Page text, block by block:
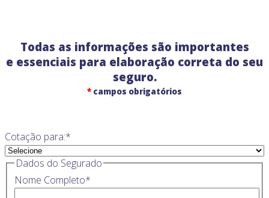
Todas as informações são importantes
e essenciais para elaboração correta do seu
seguro.
* campos obrigatórios
Cotação para:*
Dados do Segurado
Nome Completo*